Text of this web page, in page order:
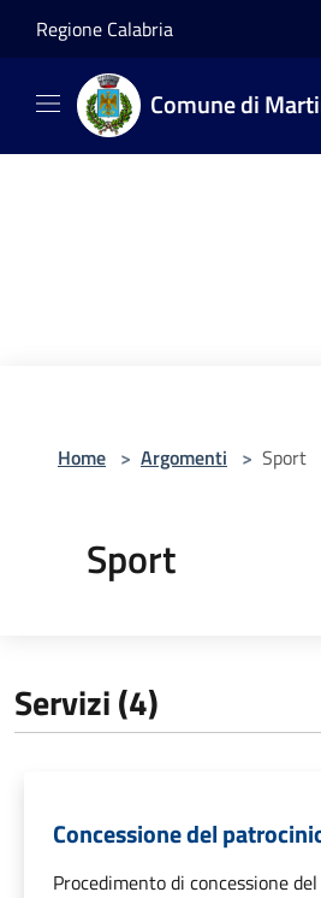
Regione Calabria
Comune di
Home > Argomenti > Sport
Sport
Servizi (4)
Concessione del
Procedimento di concessione